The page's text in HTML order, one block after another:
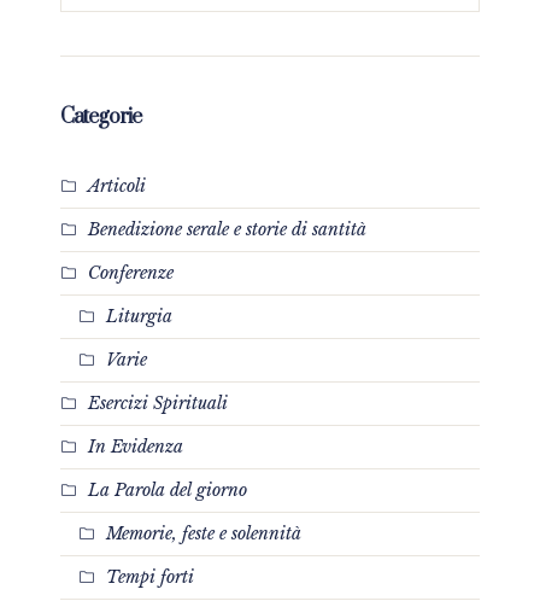
Categorie
Articoli
Benedizione serale e storie di santità
Conferenze
Liturgia
Varie
Esercizi Spirituali
In Evidenza
La Parola del giorno
Memorie, feste e solennità
Tempi forti